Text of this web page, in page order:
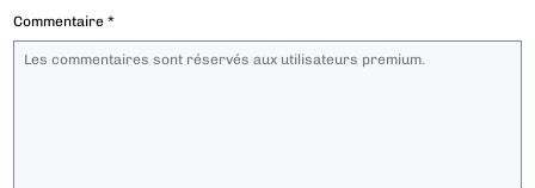
Commentaire*